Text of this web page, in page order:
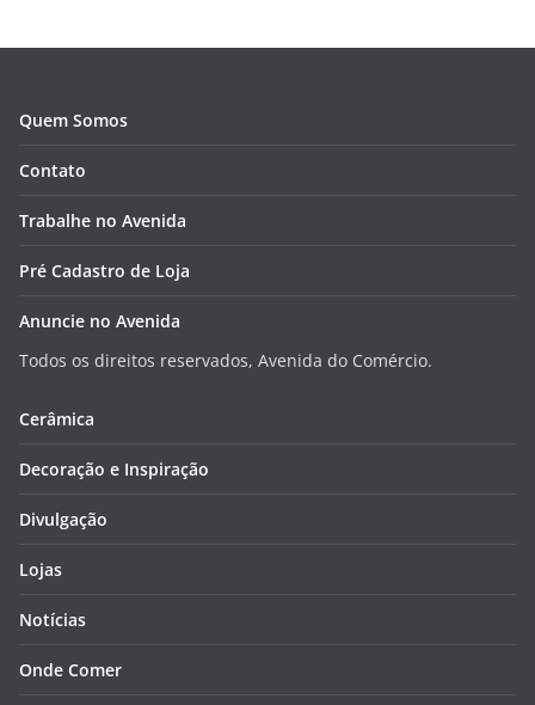
Quem Somos
Contato
Trabalhe no Avenida
Pré Cadastro de Loja
Anuncie no Avenida
Todos os direitos reservados, Avenida do Comércio.
Cerâmica
Decoração e Inspiração
Divulgação
Lojas
Notícias
Onde Comer